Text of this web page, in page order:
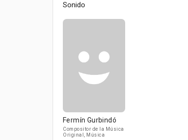
Sonido
Fermín Gurbindó
Compositor de la Música
Original, Música